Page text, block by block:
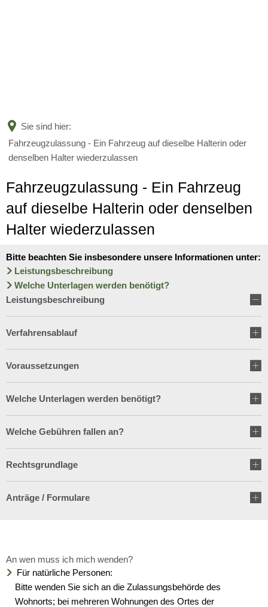
Organigramm
Beauftragte
Kreishaushalt
Mängelmelder
Ratsinformationssystem
Vergabeverfahren
Jugend und Familie
Soziales und Integration
Förderung von Projekten im
Historisches
Nachrichten
Schulnetzplanung bis 2031
Landkreis Sonneberg spricht
Weitere ehrenamtliche
Kreishaushalt für dieses und
Ausblick auf
Liegenschaft Ernststraße zu
Ausbildung und Studium
Sie sind hier:
Fahrzeugzulassung - Ein Fahrzeug auf dieselbe Halterin oder
denselben Halter wiederzulassen
Fahrzeugzulassung - Ein Fahrzeug
auf dieselbe Halterin oder denselben
Halter wiederzulassen
Bitte beachten Sie insbesondere unsere Informationen unter:
Leistungsbeschreibung
Welche Unterlagen werden benötigt?
Leistungsbeschreibung
Verfahrensablauf
Voraussetzungen
Welche Unterlagen werden benötigt?
Welche Gebühren fallen an?
Rechtsgrundlage
Anträge / Formulare
An wen muss ich mich wenden?
Für natürliche Personen:
Bitte wenden Sie sich an die Zulassungsbehörde des
Wohnorts; bei mehreren Wohnungen des Ortes der